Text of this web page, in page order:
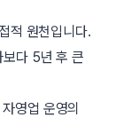
적 원천입니다.
보다 5년 후 큰
영업 운영의